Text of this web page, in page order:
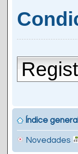
Índice general
Novedades